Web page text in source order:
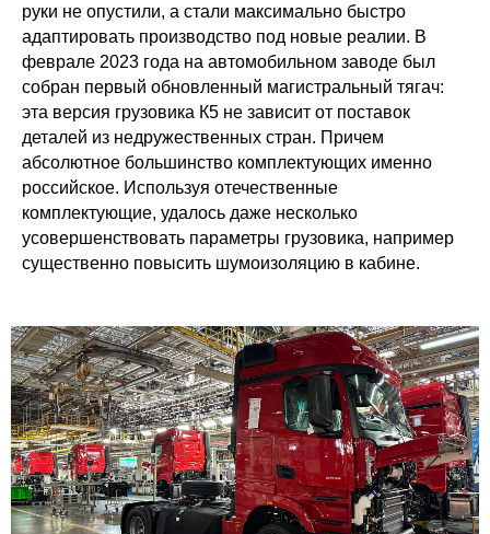
руки не опустили, а стали максимально быстро
адаптировать производство под новые реалии. В
феврале 2023 года на автомобильном заводе был
собран первый обновленный магистральный тягач:
эта версия грузовика К5 не зависит от поставок
деталей из недружественных стран. Причем
абсолютное большинство комплектующих именно
российское. Используя отечественные
комплектующие, удалось даже несколько
усовершенствовать параметры грузовика, например
существенно повысить шумоизоляцию в кабине.